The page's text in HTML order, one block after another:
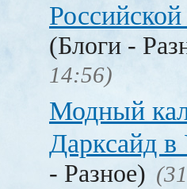
(Блоги -
14:56)
Модный
Дарксайд в
- Разное)